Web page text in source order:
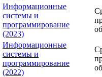
Информационные
системы и
программирование
(2023)
Информационные
системы и
программирование
(2022)